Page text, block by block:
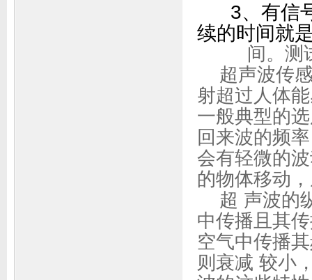
3、有信号
续的时间就
间。测试
超声波传感
射超过人体
一般典型的
回来波的频
会有轻微的
的物体移动
超 声波的
中传播且其
空气中传播
则衰减 较小